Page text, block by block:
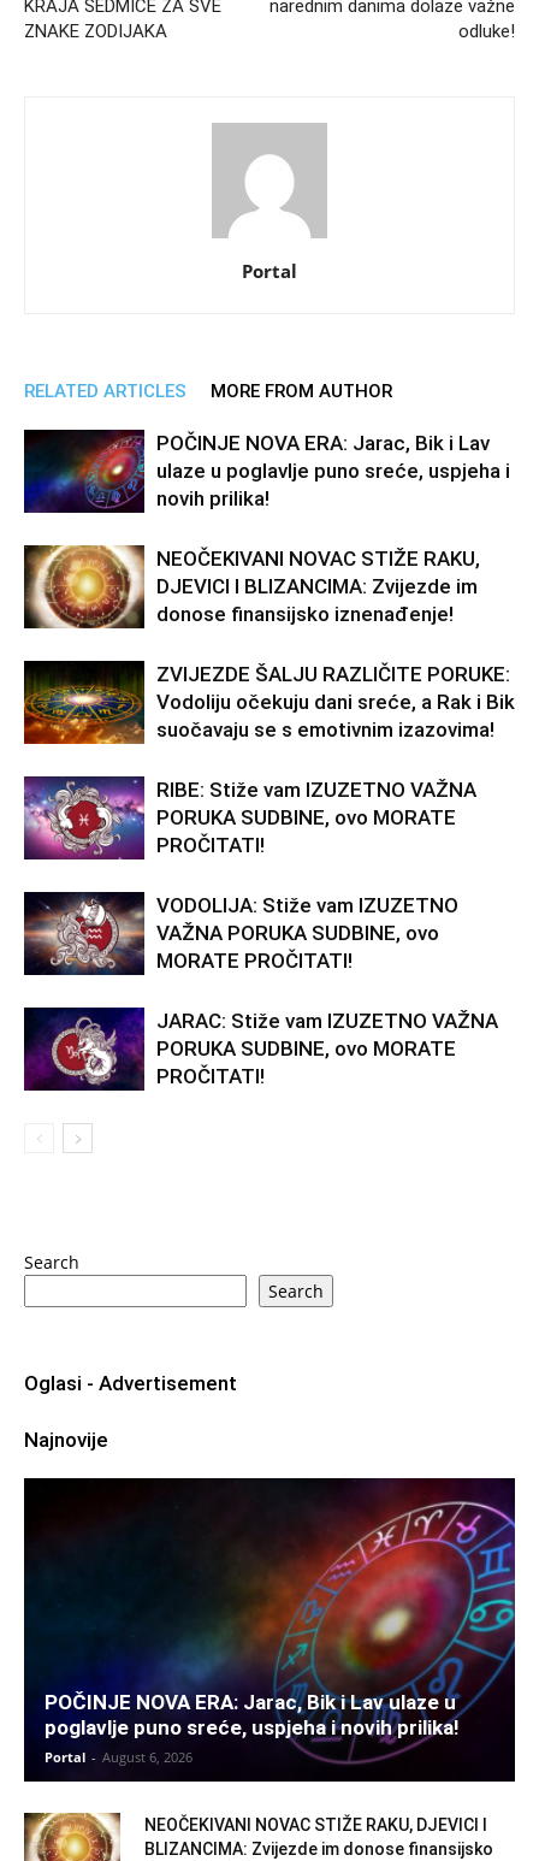
KRAJA SEDMICE ZA SVE
ZNAKE ZODIJAKA
narednim danima dolaze važne
odluke!
Portal
RELATED ARTICLES MORE FROM AUTHOR
POČINJE NOVA ERA: Jarac, Bik i Lav
ulaze u poglavlje puno sreće, uspjeha i
novih prilika!
NEOČEKIVANI NOVAC STIŽE RAKU,
DJEVICI I BLIZANCIMA: Zvijezde im
donose finansijsko iznenađenje!
ZVIJEZDE ŠALJU RAZLIČITE PORUKE:
Vodoliju očekuju dani sreće, a Rak i Bik
suočavaju se s emotivnim izazovima!
RIBE: Stiže vam IZUZETNO VAŽNA
PORUKA SUDBINE, ovo MORATE
PROČITATI!
VODOLIJA: Stiže vam IZUZETNO
VAŽNA PORUKA SUDBINE, ovo
MORATE PROČITATI!
JARAC: Stiže vam IZUZETNO VAŽNA
PORUKA SUDBINE, ovo MORATE
PROČITATI!
Search
Search
Oglasi - Advertisement
Najnovije
POČINJE NOVA ERA: Jarac, Bik i Lav ulaze u
poglavlje puno sreće, uspjeha i novih prilika!
Portal - August 6, 2026
NEOČEKIVANI NOVAC STIŽE RAKU, DJEVICI I
BLIZANCIMA: Zvijezde im donose finansijsko